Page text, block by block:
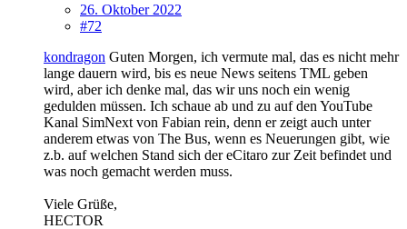
26. Oktober 2022
#72
kondragon Guten Morgen, ich vermute mal, das es nicht mehr
lange dauern wird, bis es neue News seitens TML geben
wird, aber ich denke mal, das wir uns noch ein wenig
gedulden müssen. Ich schaue ab und zu auf den YouTube
Kanal SimNext von Fabian rein, denn er zeigt auch unter
anderem etwas von The Bus, wenn es Neuerungen gibt, wie
z.b. auf welchen Stand sich der eCitaro zur Zeit befindet und
was noch gemacht werden muss.
Viele Grüße,
HECTOR